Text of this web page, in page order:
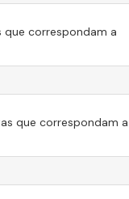
que correspondam a
que correspondam a